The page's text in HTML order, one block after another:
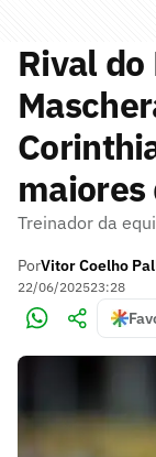
Rival
maiores
Treinador da
PorVitor Coelho
22/06/202523:28